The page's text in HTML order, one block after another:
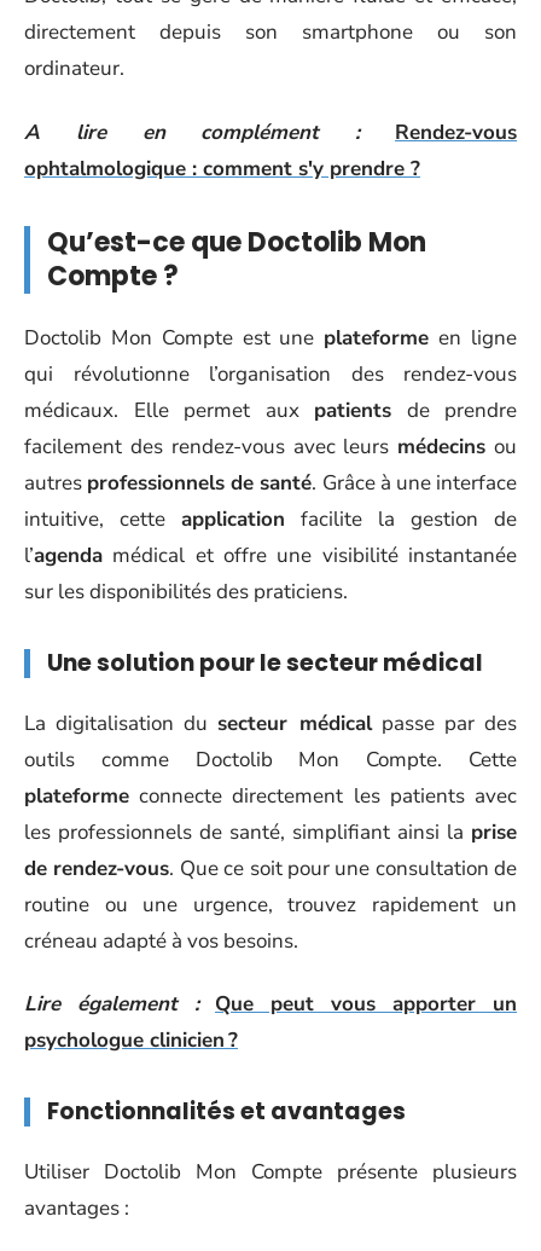
directement depuis son smartphone ou son
ordinateur.
A lire en complément :
Rendez-vous
ophtalmologique : comment s'y prendre ?
Qu’est-ce que Doctolib Mon
Compte ?
Doctolib Mon Compte est une plateforme en ligne
qui révolutionne l’organisation des rendez-vous
médicaux. Elle permet aux patients de prendre
facilement des rendez-vous avec leurs médecins ou
autres professionnels de santé. Grâce à une interface
intuitive, cette application facilite la gestion de
l’agenda médical et offre une visibilité instantanée
sur les disponibilités des praticiens.
Une solution pour le secteur médical
La digitalisation du secteur médicalpasse par des
outils comme Doctolib Mon Compte. Cette
plateforme connecte directement les patients avec
les professionnels de santé, simplifiant ainsi la prise
de rendez-vous. Que ce soit pour une consultation de
routine ou une urgence, trouvez rapidement un
créneau adapté à vos besoins.
Lire également :
Que peut vous apporter un
psychologue clinicien ?
Fonctionnalités et avantages
Utiliser Doctolib Mon Compte présente plusieurs
avantages :